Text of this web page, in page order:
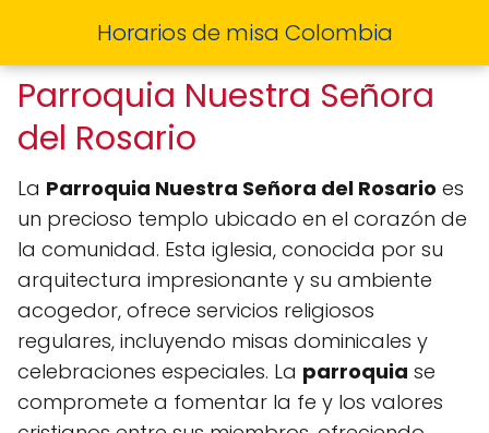
Horarios de misa Colombia
Parroquia Nuestra Señora
del Rosario
La Parroquia Nuestra Señora del Rosario es
un precioso templo ubicado en el corazón de
la comunidad. Esta iglesia, conocida por su
arquitectura impresionante y su ambiente
acogedor, ofrece servicios religiosos
regulares, incluyendo misas dominicales y
celebraciones especiales. La parroquia se
compromete a fomentar la fe y los valores